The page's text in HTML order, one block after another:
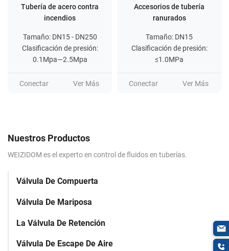
Nuestros Productos
WEIZIDOM es el experto en control de fluidos en tuberías.
Válvula De Compuerta
Válvula De Mariposa
La Válvula De Retención
Válvula De Escape De Aire
Tubería de acero contra
incendios
Tamaño: DN15 - DN250
Clasificación de presión:
0.1Mpa—2.5Mpa
Conectar Ver Más
Accesorios de tubería
ranurados
Tamaño: DN15
Clasificación de presión:
≤1.0MPa
Conectar Ver Más